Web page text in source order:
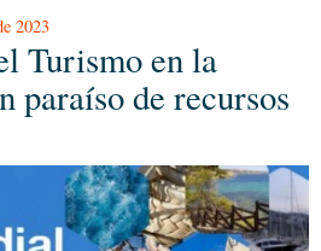
2023
Turismo en la
de recursos